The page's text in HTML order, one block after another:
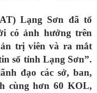
Lạng Sơn đã tổ
có ảnh hưởng trên
trị viên và ra mắt
số tỉnh Lạng Sơn”.
đạo các sở, ban,
cùng hơn 60 KOL,